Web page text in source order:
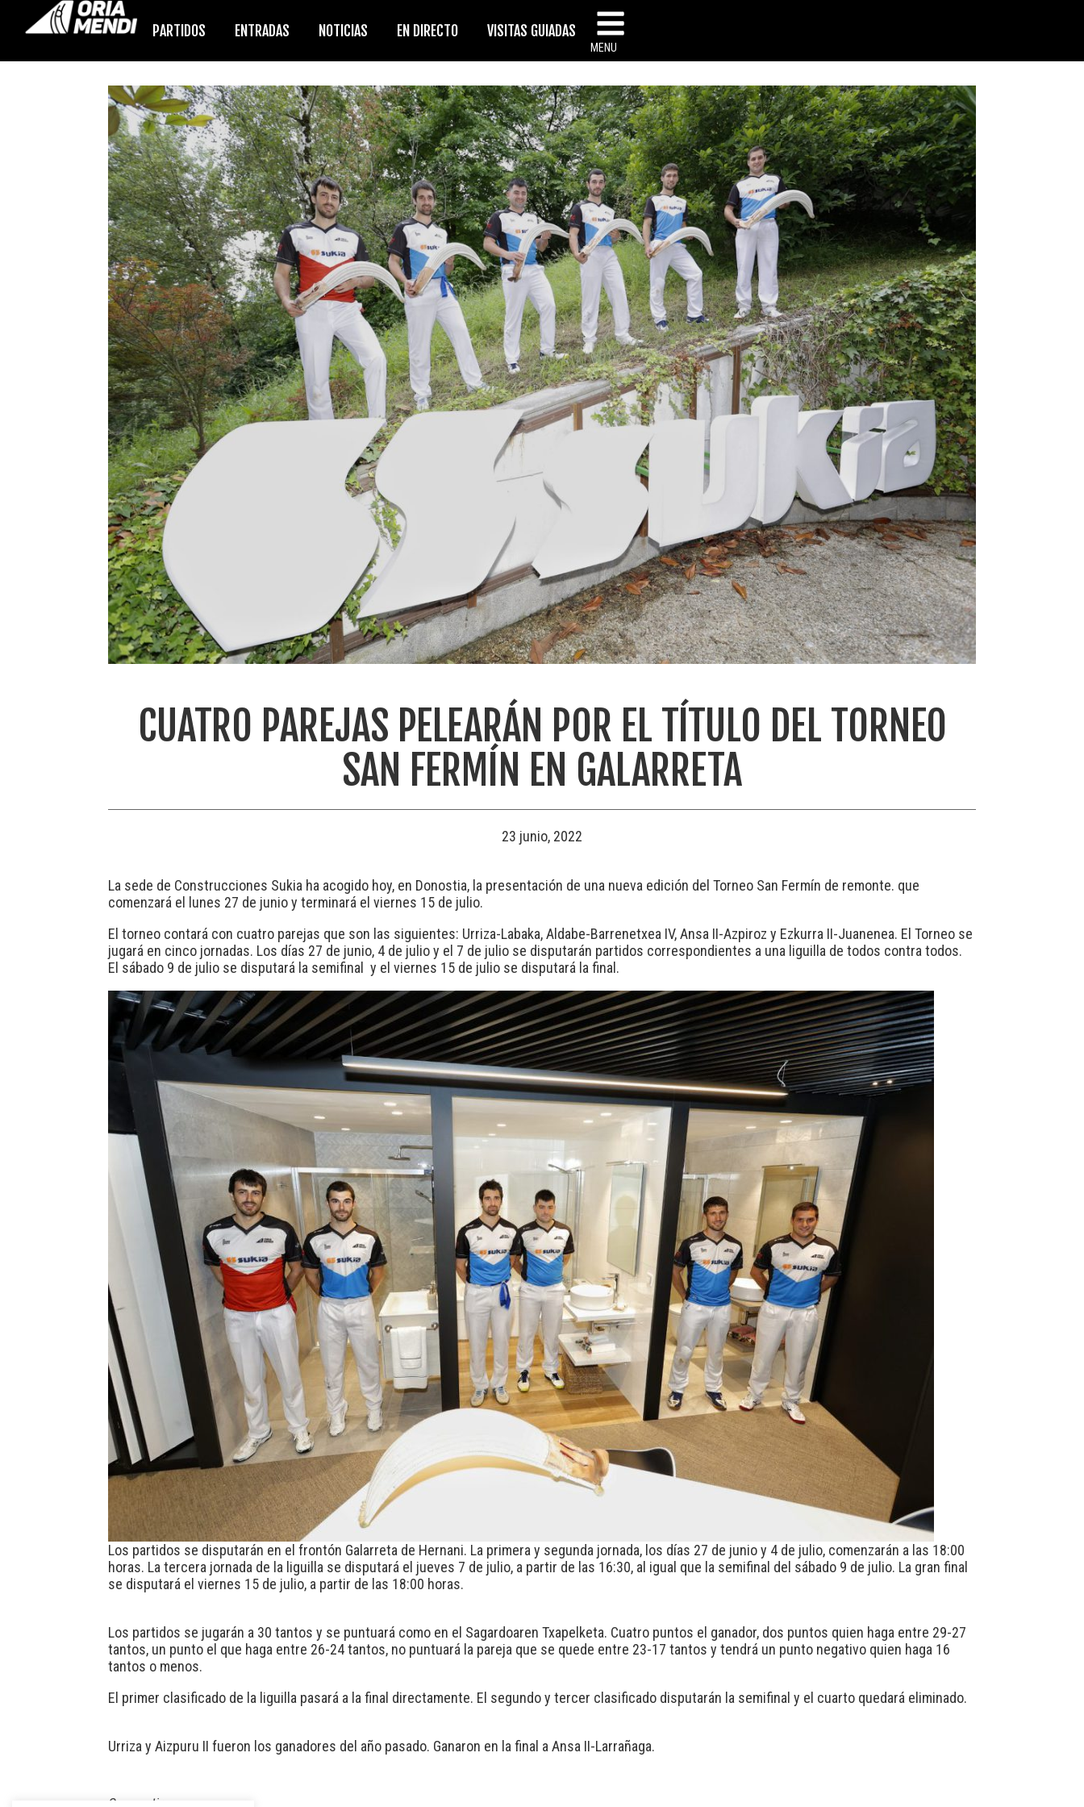
PARTIDOS ENTRADAS NOTICIAS EN DIRECTO VISITAS GUIADAS
MENU
CUATRO PAREJAS PELEARÁN POR EL TÍTULO DEL TORNEO
SAN FERMÍN EN GALARRETA
23 junio, 2022
La sede de Construcciones Sukia ha acogido hoy, en Donostia, la presentación de una nueva edición del Torneo San Fermín de remonte. que
comenzará el lunes 27 de junio y terminará el viernes 15 de julio.
El torneo contará con cuatro parejas que son las siguientes: Urriza-Labaka, Aldabe-Barrenetxea IV, Ansa II-Azpiroz y Ezkurra II-Juanenea. El Torneo se
jugará en cinco jornadas. Los días 27 de junio, 4 de julio y el 7 de julio se disputarán partidos correspondientes a una liguilla de todos contra todos.
El sábado 9 de julio se disputará la semifinal y el viernes 15 de julio se disputará la final.
Los partidos se disputarán en el frontón Galarreta de Hernani. La primera y segunda jornada, los días 27 de junio y 4 de julio, comenzarán a las 18:00
horas. La tercera jornada de la liguilla se disputará el jueves 7 de julio, a partir de las 16:30, al igual que la semifinal del sábado 9 de julio. La gran final
se disputará el viernes 15 de julio, a partir de las 18:00 horas.
Los partidos se jugarán a 30 tantos y se puntuará como en el Sagardoaren Txapelketa. Cuatro puntos el ganador, dos puntos quien haga entre 29-27
tantos, un punto el que haga entre 26-24 tantos, no puntuará la pareja que se quede entre 23-17 tantos y tendrá un punto negativo quien haga 16
tantos o menos.
El primer clasificado de la liguilla pasará a la final directamente. El segundo y tercer clasificado disputarán la semifinal y el cuarto quedará eliminado.
Urriza y Aizpuru II fueron los ganadores del año pasado. Ganaron en la final a Ansa II-Larrañaga.
Compartir: